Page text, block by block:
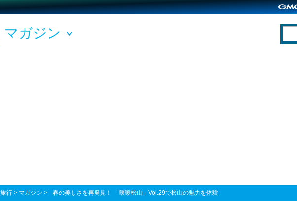
マガジン
旅行 > マガジン > 春の美しさを再発見！ 「暖暖松山」Vol.29で松山の魅力を体験